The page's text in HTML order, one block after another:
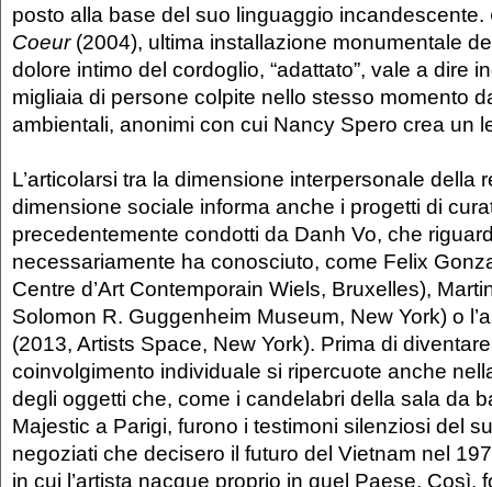
posto alla base del suo linguaggio incandescente.
Coeur (2004), ultima installazione monumentale
dolore intimo del cordoglio, “adattato”, vale a dire
migliaia di persone colpite nello stesso momento
ambientali, anonimi con cui Nancy Spero crea un
L’articolarsi tra la dimensione interpersonale della
dimensione sociale informa anche i progetti di
precedentemente condotti da Danh Vo, che
necessariamente ha conosciuto, come Felix
Centre d’Art Contemporain Wiels, Bruxelles),
Solomon R. Guggenheim Museum, New York) o
(2013, Artists Space, New York). Prima di
coinvolgimento individuale si ripercuote anche
degli oggetti che, come i candelabri della sala da
Majestic a Parigi, furono i testimoni silenziosi del
negoziati che decisero il futuro del Vietnam nel
in cui l’artista nacque proprio in quel Paese. Così,